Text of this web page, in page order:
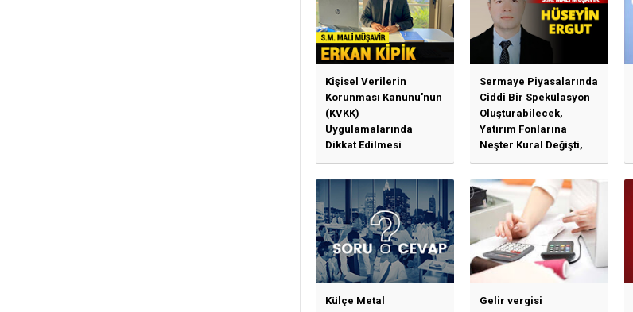
Kişisel Verilerin
Korunması Kanunu'nun
(KVKK)
Uygulamalarında
Dikkat Edilmesi
Gereken Özet Başlıklar
Sermaye Piyasalarında
Ciddi Bir Spekülasyon
Oluşturabilecek,
Yatırım Fonlarına
Neşter Kural Değişti,
SPK’dan Kritik Hamle
Haberlerine Sermaye
Piyasası Kurulundan
Yalanlama Ve Yerinde
Bir Açıklama Geldi
Külçe Metal
Gelir vergisi